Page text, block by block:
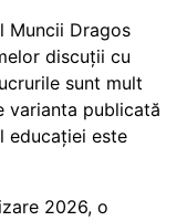
Muncii Dragos
discuții cu
sunt mult
varianta publicată
educației este
2026, o